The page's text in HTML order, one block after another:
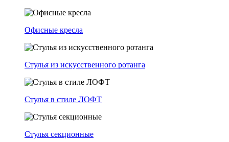
Офисные кресла
Стулья из искусственного ротанга
Стулья в стиле ЛОФТ
Стулья секционные